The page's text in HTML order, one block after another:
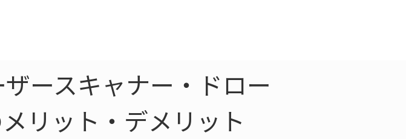
ースキャナー・ドロー
リット・デメリット